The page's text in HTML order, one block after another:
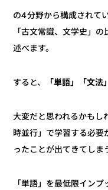
の4分野から構成されて
「古文常識、文学史」
述べます。
すると、 「単語」「文法
大変だと思われるかもし
時並行」で学習する必
ったことが出てきてしま
「単語」を最低限イン